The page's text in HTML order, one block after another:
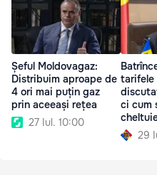
Șeful Moldovagaz:
Distribuim aproape de
4 ori mai puțin gaz
prin aceeași rețea
27 Iul. 10:00
tarifele
ci cum
29